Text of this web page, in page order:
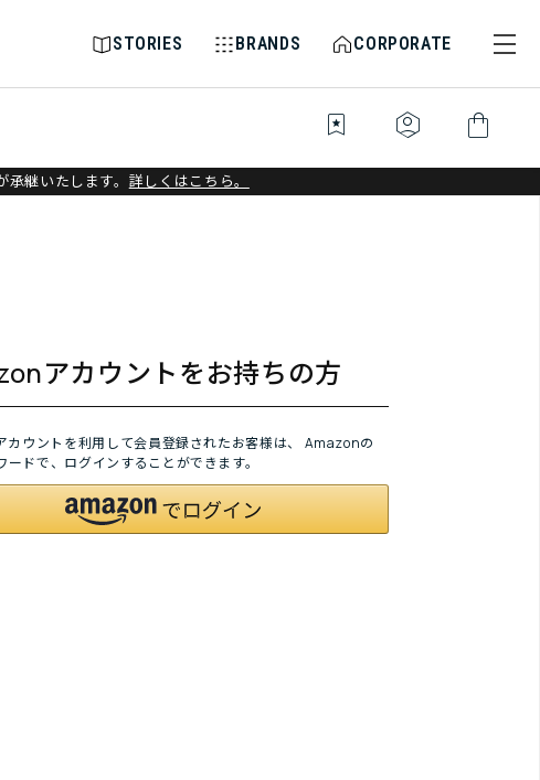
STORIES BRANDS CORPORATE
bookmark_star identity_platform shopping_bag
継いたします。 詳しくはこちら。
アカウントをお持ちの方
ウントを利用して会員登録されたお客様は、
Amazonの
ードで、ログインすることができます。